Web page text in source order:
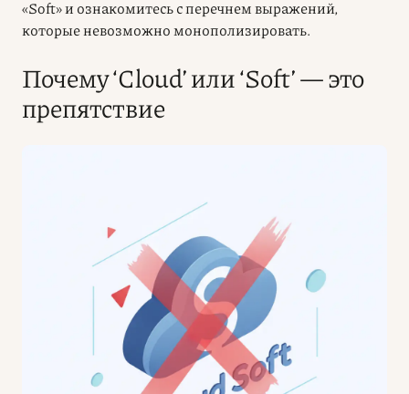
«Soft» и ознакомитесь с перечнем выражений,
которые невозможно монополизировать.
Почему ‘Cloud’ или ‘Soft’ — это
препятствие